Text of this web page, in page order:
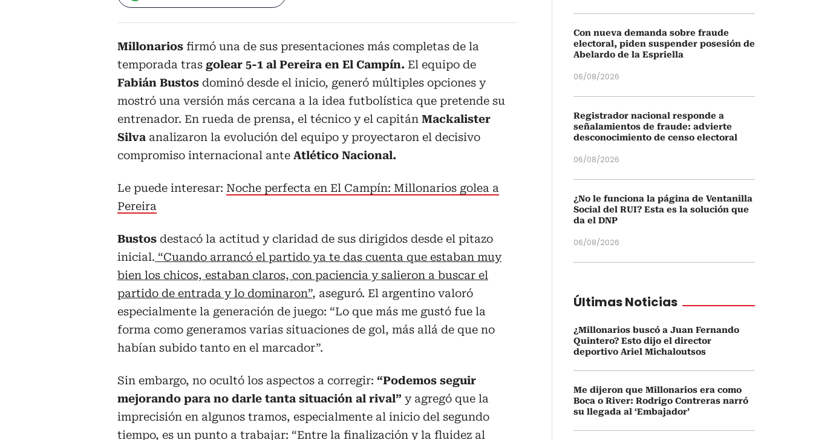
Millonarios firmó una de sus presentaciones más completas de la
temporada tras golear 5-1 al Pereira en El Campín. El equipo de
Fabián Bustos dominó desde el inicio, generó múltiples opciones y
mostró una versión más cercana a la idea futbolística que pretende su
entrenador. En rueda de prensa, el técnico y el capitán Mackalister
Silva analizaron la evolución del equipo y proyectaron el decisivo
compromiso internacional ante Atlético Nacional.
Le puede interesar: Noche perfecta en El Campín: Millonarios golea a
Pereira
Bustos destacó la actitud y claridad de sus dirigidos desde el pitazo
inicial. “Cuando arrancó el partido ya te das cuenta que estaban muy
bien los chicos, estaban claros, con paciencia y salieron a buscar el
partido de entrada y lo dominaron”, aseguró. El argentino valoró
especialmente la generación de juego: “Lo que más me gustó fue la
forma como generamos varias situaciones de gol, más allá de que no
habían subido tanto en el marcador”.
Sin embargo, no ocultó los aspectos a corregir: “Podemos seguir
mejorando para no darle tanta situación al rival” y agregó que la
imprecisión en algunos tramos, especialmente al inicio del segundo
tiempo, es un punto a trabajar: “Entre la finalización y la fluidez al
Con nueva demanda sobre fraude
electoral, piden suspender posesión de
Abelardo de la Espriella
06/08/2026
Registrador nacional responde a
señalamientos de fraude: advierte
desconocimiento de censo electoral
06/08/2026
¿No le funciona la página de Ventanilla
Social del RUI? Esta es la solución que
da el DNP
06/08/2026
Últimas Noticias
¿Millonarios buscó a Juan Fernando
Quintero? Esto dijo el director
deportivo Ariel Michaloutsos
Me dijeron que Millonarios era como
Boca o River: Rodrigo Contreras narró
su llegada al ‘Embajador’